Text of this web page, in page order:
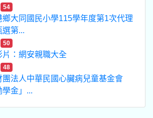
54
鄉大同國民小學115學年度第1次代理
第...
50
片：網安親職大全
48
團法人中華民國心臟病兒童基金會
學金」...